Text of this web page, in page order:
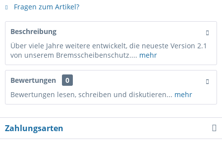
Fragen zum Artikel?
Beschreibung
Über viele Jahre weitere entwickelt, die neueste Version 2.1
von unserem Bremsscheibenschutz.... mehr
Bewertungen
0
Bewertungen lesen, schreiben und diskutieren... mehr
Zahlungsarten